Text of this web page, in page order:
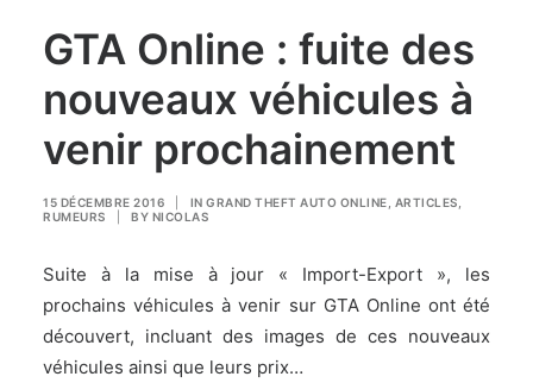
GTA Online : fuite des
nouveaux véhicules à
venir prochainement
15 DÉCEMBRE 2016 IN GRAND THEFT AUTO ONLINE ARTICLES
RUMEURS
BY NICOLAS
Suite à la mise à jour « Import-Export », les
prochains véhicules à venir sur GTA Online ont été
découvert, incluant des images de ces nouveaux
véhicules ainsi que leurs prix…